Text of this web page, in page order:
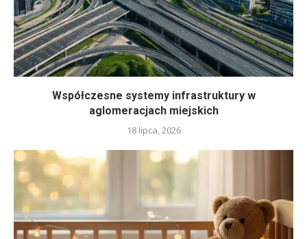
Współczesne systemy infrastruktury w
aglomeracjach miejskich
18 lipca, 2026